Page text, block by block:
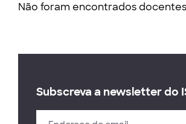
Não foram encontrados
Subscreva a newsletter do